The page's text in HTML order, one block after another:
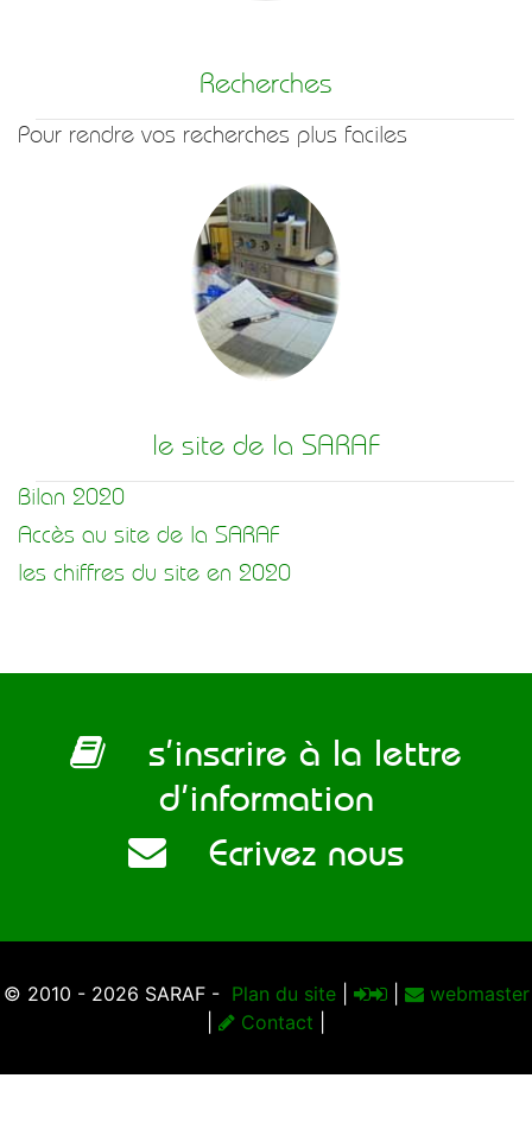
Recherches
Pour rendre vos recherches plus faciles
le site de la SARAF
Bilan 2020
Accès au site de la SARAF
les chiffres du site en 2020
s’inscrire à la lettre
d’information
Ecrivez nous
© 2010 - 2026 SARAF - Plan du site|
webmaster
Contact